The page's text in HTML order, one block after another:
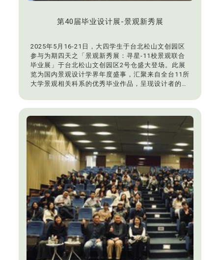
第40届毕业设计展-景观新秀展
2025年5月16-21日，大四学生于台北松山文创园区
参与为期四天之「景观新秀展：寻星-11校景观联合
毕业展」于台北松山文创园区2号仓盛大登场。此展
览为国内景观设计学界年度盛事，汇聚来自全台11所
大学景观相关科系的优秀毕业作品，呈现设计者的创
以主题「木漏れ日 komorebi」参展，透过光影穿透
时间的细腻感知。